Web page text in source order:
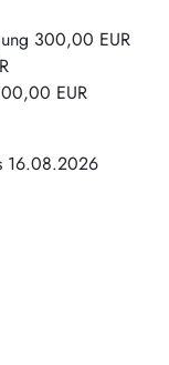
300,00 EUR
EUR
16.08.2026